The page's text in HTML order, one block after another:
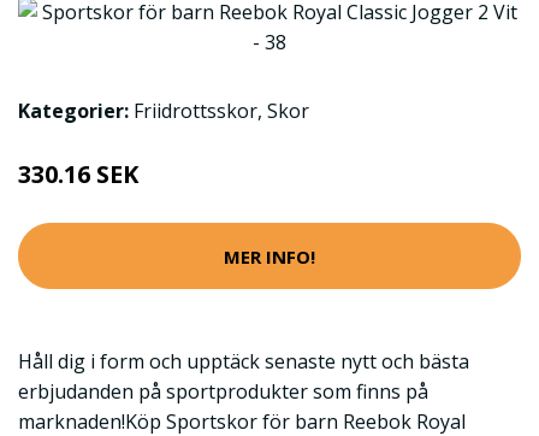
Kategorier: Friidrottsskor, Skor
330.16 SEK
MER INFO!
Håll dig i form och upptäck senaste nytt och bästa
erbjudanden på sportprodukter som finns på
marknaden!Köp Sportskor för barn Reebok Royal